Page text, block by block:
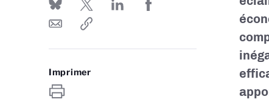
Imprimer